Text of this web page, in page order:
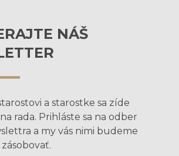
NÁŠ
a starostke sa zíde
rada. Prihláste sa na odber
a my vás nimi budeme